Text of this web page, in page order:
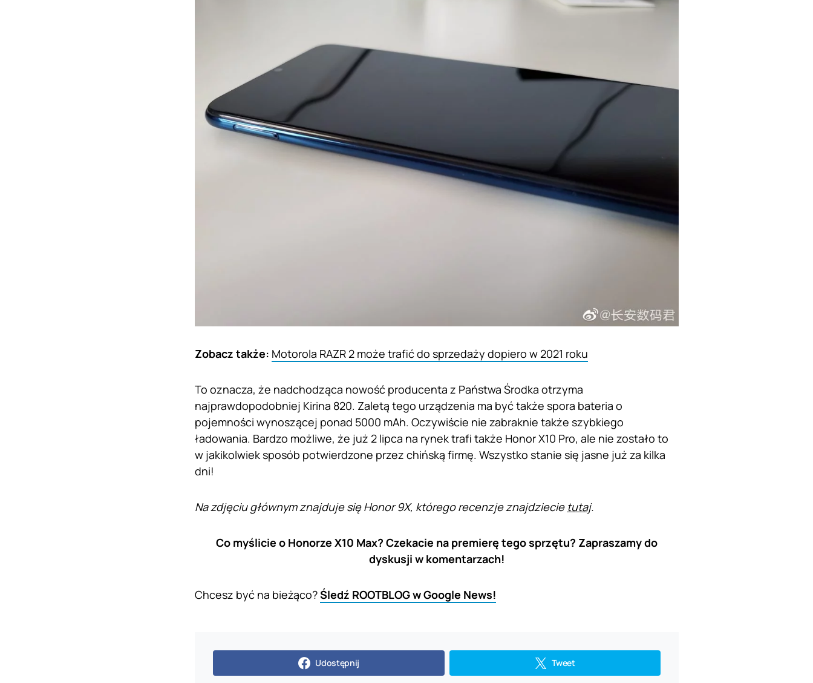
Zobacz także: Motorola RAZR 2 może trafić do sprzedaży dopiero w 2021 roku
To oznacza, że nadchodząca nowość producenta z Państwa Środka otrzyma
najprawdopodobniej Kirina 820. Zaletą tego urządzenia ma być także spora bateria o
pojemności wynoszącej ponad 5000 mAh. Oczywiście nie zabraknie także szybkiego
ładowania. Bardzo możliwe, że już 2 lipca na rynek trafi także Honor X10 Pro, ale nie zostało to
w jakikolwiek sposób potwierdzone przez chińską firmę. Wszystko stanie się jasne już za kilka
dni!
Na zdjęciu głównym znajduje się Honor 9X, którego recenzje znajdziecie tutaj.
Co myślicie o Honorze X10 Max? Czekacie na premierę tego sprzętu? Zapraszamy do
dyskusji w komentarzach!
Chcesz być na bieżąco?Śledź ROOTBLOG w Google News!
Udostępnij Tweet